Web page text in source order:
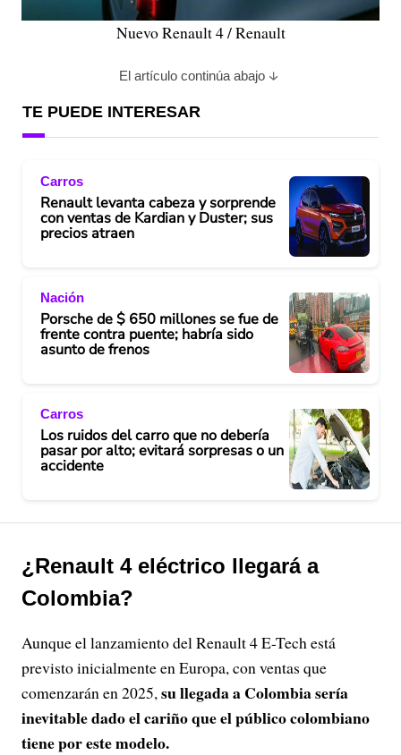
Nuevo Renault 4 / Renault
El artículo continúa abajo
TE PUEDE INTERESAR
Carros
Renault levanta cabeza y sorprende
con ventas de Kardian y Duster; sus
precios atraen
Nación
Porsche de $ 650 millones se fue de
frente contra puente; habría sido
asunto de frenos
Carros
Los ruidos del carro que no debería
pasar por alto; evitará sorpresas o un
accidente
¿Renault 4 eléctrico llegará a
Colombia?
Aunque el lanzamiento del Renault 4 E-Tech está
previsto inicialmente en Europa, con ventas que
comenzarán en 2025, su llegada a Colombia sería
inevitable dado el cariño que el público colombiano
tiene por este modelo.